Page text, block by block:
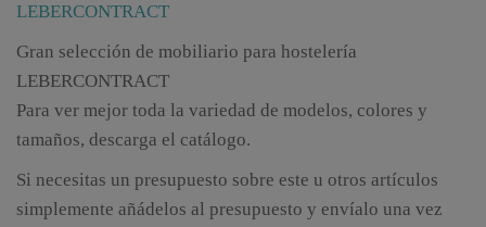
LEBERCONTRACT
Gran selección de mobiliario para hostelería
LEBERCONTRACT
Para ver mejor toda la variedad de modelos, colores y
tamaños, descarga el catálogo.
Si necesitas un presupuesto sobre este u otros artículos
simplemente añádelos al presupuesto y envíalo una vez